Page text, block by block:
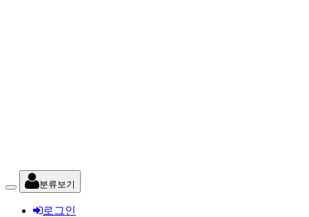
분류보기
로그인